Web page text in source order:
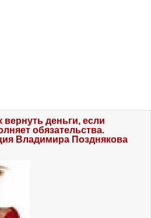
вернуть деньги, если
обязательства.
Владимира Позднякова